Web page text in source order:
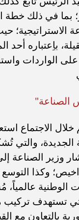
في ذلك خطة
باِعتباره
على الواردات
الصناعة"
الاجتماع
والتي
وزير
وكذا
الوطنية عالمياً،
بالتعاون مع